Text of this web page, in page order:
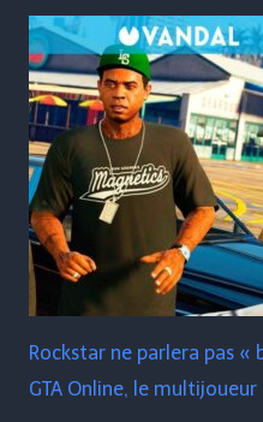
Rockstar ne parlera pas
GTA Online, le